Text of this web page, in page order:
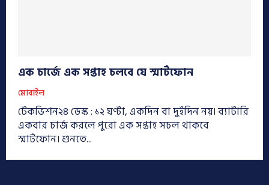
এক চার্জে এক সপ্তাহ চলবে যে স্মার্টফোন
মোবাইল
টেকভিশন২৪ ডেস্ক : ১২ ঘণ্টা, একদিন বা দুইদিন নয়৷ ব্যাটারি
একবার চার্জ করলে পুরো এক সপ্তাহ সচল থাকবে
স্মার্টফোন। শুনতে...